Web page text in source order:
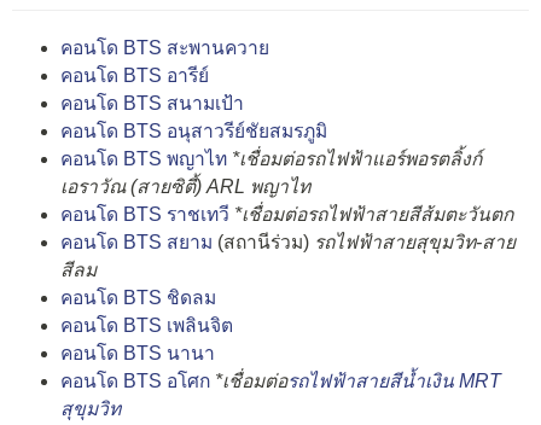
คอนโด BTS สะพานควาย
คอนโด BTS อารีย์
คอนโด BTS สนามเป้า
คอนโด BTS อนุสาวรีย์ชัยสมรภูมิ
คอนโด BTS พญาไท *เชื่อมต่อรถไฟฟ้าแอร์พอรตลิ้งก์
เอราวัณ (สายซิตี้) ARL พญาไท
คอนโด BTS ราชเทวี *เชื่อมต่อรถไฟฟ้าสายสีส้มตะวันตก
คอนโด BTS สยาม (สถานีร่วม) รถไฟฟ้าสายสุขุมวิท-สาย
สีลม
คอนโด BTS ชิดลม
คอนโด BTS เพลินจิต
คอนโด BTS นานา
คอนโด BTS อโศก *เชื่อมต่อรถไฟฟ้าสายสีน้ำเงิน MRT
สุขุมวิท